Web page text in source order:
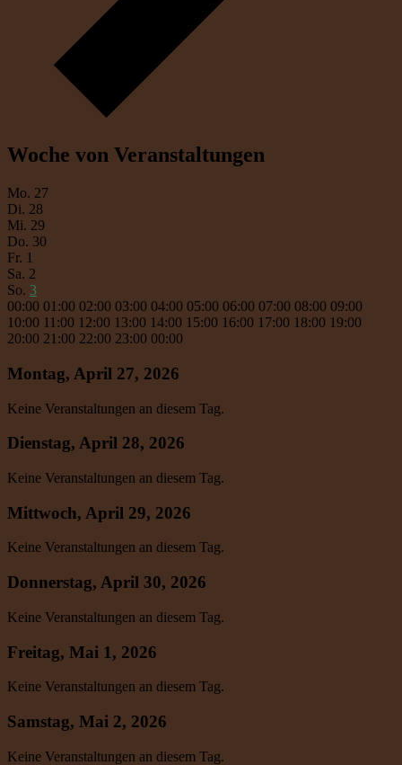
Woche von Veranstaltungen
Mo. 27
Di. 28
Mi. 29
Do. 30
Fr. 1
Sa. 2
So. 3
00:00 01:00 02:00 03:00 04:00 05:00 06:00 07:00 08:00 09:00
10:00 11:00 12:00 13:00 14:00 15:00 16:00 17:00 18:00 19:00
20:00 21:00 22:00 23:00 00:00
Montag, April 27, 2026
Keine Veranstaltungen an diesem Tag.
Dienstag, April 28, 2026
Keine Veranstaltungen an diesem Tag.
Mittwoch, April 29, 2026
Keine Veranstaltungen an diesem Tag.
Donnerstag, April 30, 2026
Keine Veranstaltungen an diesem Tag.
Freitag, Mai 1, 2026
Keine Veranstaltungen an diesem Tag.
Samstag, Mai 2, 2026
Keine Veranstaltungen an diesem Tag.